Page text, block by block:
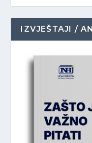
IZVJEŠTAJI /